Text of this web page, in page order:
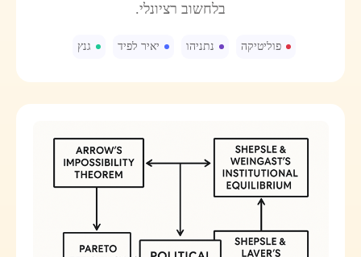
בלחשוב רציונלי.
פוליטיקה נתניהו יאיר לפיד גנץ